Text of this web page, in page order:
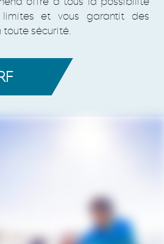
et vous garantit des
toute sécurité.